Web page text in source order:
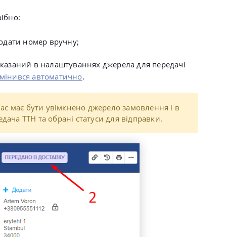
номер вручну;
в налаштуваннях джерела для передачі
автоматично.
має бути увімкнено джерело замовлення і в
ТТН та обрані статуси для відправки.